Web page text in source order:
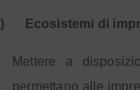
Ecosistemi di
Mettere a
permettano alle